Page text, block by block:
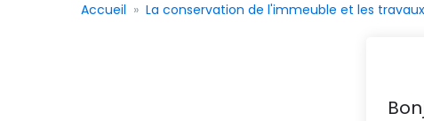
Accueil La conservation de l'immeuble et les